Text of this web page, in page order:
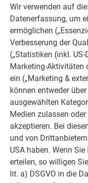
Wir verwenden auf
Datenerfassung, um
ermöglichen
Verbesserung der
(„Statistiken (inkl.
Marketing-Aktivitäten
ein („Marketing &
können entweder
ausgewählten
Medien zulassen
akzeptieren. Bei
und von
USA haben. Wenn
erteilen, so willigen
lit. a) DSGVO in die